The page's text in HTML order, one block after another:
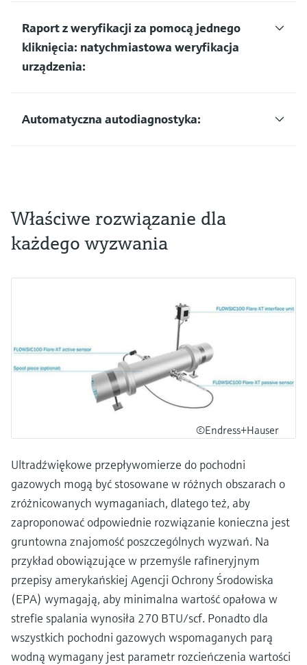
Raport z weryfikacji za pomocą jednego
kliknięcia: natychmiastowa weryfikacja
urządzenia:
Automatyczna autodiagnostyka:
Właściwe rozwiązanie dla
każdego wyzwania
©Endress+Hauser
Ultradźwiękowe przepływomierze do pochodni
gazowych mogą być stosowane w różnych obszarach o
zróżnicowanych wymaganiach, dlatego też, aby
zaproponować odpowiednie rozwiązanie konieczna jest
gruntowna znajomość poszczególnych wyzwań. Na
przykład obowiązujące w przemyśle rafineryjnym
przepisy amerykańskiej Agencji Ochrony Środowiska
(EPA) wymagają, aby minimalna wartość opałowa w
strefie spalania wynosiła 270 BTU/scf. Ponadto dla
wszystkich pochodni gazowych wspomaganych parą
wodną wymagany jest parametr rozcieńczenia wartości